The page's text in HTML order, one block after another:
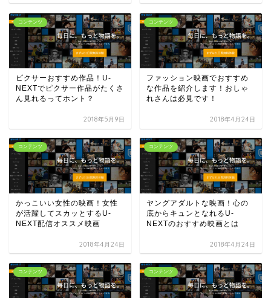
コンテンツ
ピクサーおすすめ作品！U-
NEXTでピクサー作品がたくさ
ん見れるってホント？
2018年5月9日
コンテンツ
ファッション映画でおすすめ
な作品を紹介します！おしゃ
れさんは必見です！
2018年4月24日
コンテンツ
かっこいい女性の映画！女性
が活躍してスカッとするU-
NEXT配信オススメ映画
2018年4月24日
コンテンツ
ヤングアダルトな映画！心の
底からキュンとなれるU-
NEXTのおすすめ映画とは
2018年4月24日
コンテンツ コンテンツ